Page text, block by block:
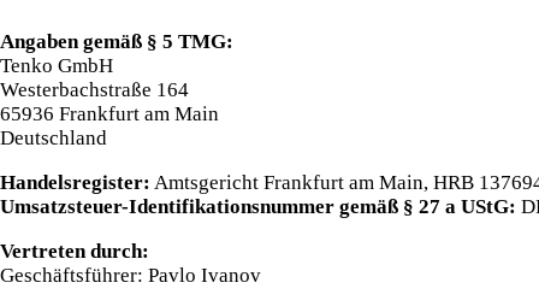
Angaben gemäß § 5 TMG:
Tenko GmbH
Westerbachstraße 164
65936 Frankfurt am Main
Deutschland
Handelsregister: Amtsgericht Frankfurt am Main, HRB
Umsatzsteuer-Identifikationsnummer gemäß § 27 a UStG:
Vertreten durch:
Geschäftsführer: Pavlo Ivanov